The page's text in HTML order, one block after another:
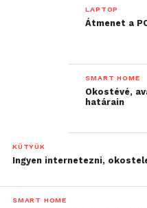
LAPTOP
Átmenet a
SMART HOME
Okostévé,
határain
KÜTYÜK
Ingyen internetezni,
SMART HOME